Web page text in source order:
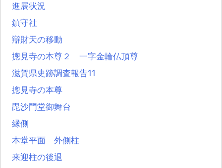
進展状況
鎮守社
辯財天の移動
摠見寺の本尊２ 一字金輪仏頂尊
滋賀県史跡調査報告11
摠見寺の本尊
毘沙門堂御舞台
縁側
本堂平面 外側柱
来迎柱の後退